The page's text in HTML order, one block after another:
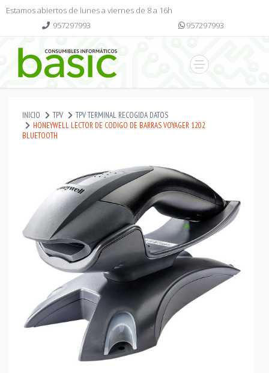
Estamos abiertos de lunes a viernes de 8 a 16h
957297993
957297993
INICIO TPV
TPV TERMINAL RECOGIDA DATOS
HONEYWELL LECTOR DE CODIGO DE BARRAS VOYAGER 1202
BLUETOOTH